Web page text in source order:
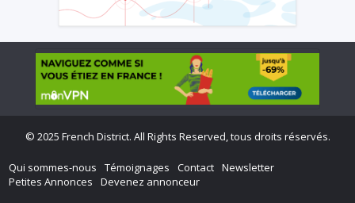
© 2025 French District. All Rights Reserved, tous droits réservés.
Qui sommes-nous Témoignages Contact Newsletter
Petites Annonces
Devenez annonceur